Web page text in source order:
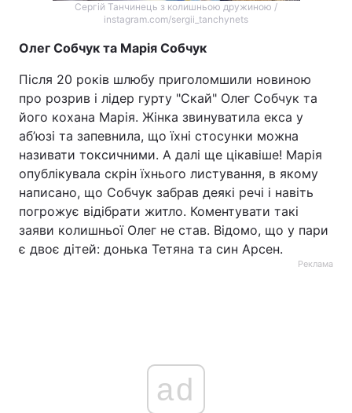
Сергій Танчинець з колишньою дружиною /
instagram.com/sergii_tanchynets
Олег Собчук та Марія Собчук
Після 20 років шлюбу приголомшили новиною
про розрив і лідер гурту "Скай" Олег Собчук та
його кохана Марія. Жінка звинуватила екса у
аб’юзі та запевнила, що їхні стосунки можна
називати токсичними. А далі ще цікавіше! Марія
опублікувала скрін їхнього листування, в якому
написано, що Собчук забрав деякі речі і навіть
погрожує відібрати житло. Коментувати такі
заяви колишньої Олег не став. Відомо, що у пари
є двоє дітей: донька Тетяна та син Арсен.
Реклама
ad